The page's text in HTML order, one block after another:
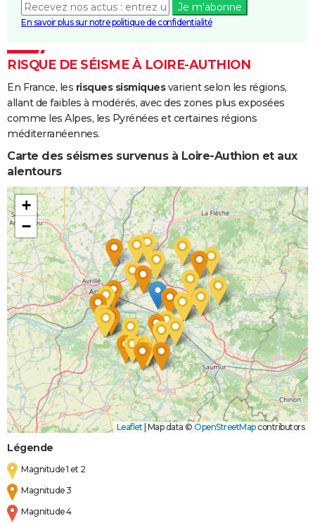
Inondations
et/ou
Boue
08/12/1982 31/12/1982 24 j
Je m'abonne
En savoir plus sur notre politique de confidentialité
RISQUE DE SÉISME À LOIRE-AUTHION
En France, les risques sismiquesvarient selon les régions,
allant de faibles à modérés, avec des zones plus exposées
comme les Alpes, les Pyrénées et certaines régions
méditerranéennes.
Carte des séismes survenus à Loire-Authion et aux
alentours
+
−
Leaflet Map data ©OpenStreetMapcontributors
Légende
Magnitude 1 et 2
Magnitude 3
Magnitude 4